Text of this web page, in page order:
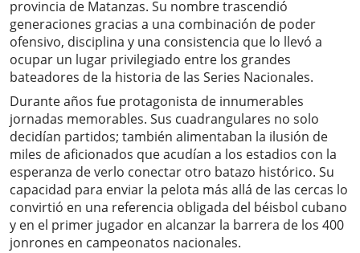
provincia de Matanzas. Su nombre trascendió
generaciones gracias a una combinación de poder
ofensivo, disciplina y una consistencia que lo llevó a
ocupar un lugar privilegiado entre los grandes
bateadores de la historia de las Series Nacionales.
Durante años fue protagonista de innumerables
jornadas memorables. Sus cuadrangulares no solo
decidían partidos; también alimentaban la ilusión de
miles de aficionados que acudían a los estadios con la
esperanza de verlo conectar otro batazo histórico. Su
capacidad para enviar la pelota más allá de las cercas lo
convirtió en una referencia obligada del béisbol cubano
y en el primer jugador en alcanzar la barrera de los 400
jonrones en campeonatos nacionales.